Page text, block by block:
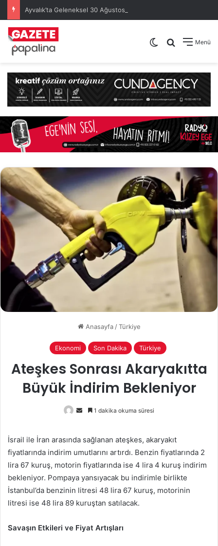
Menü
Arama yap
Dış görünümü
Anasayfa / Türkiye
Ekonomi Son Dakika Türkiye
Ateşkes Sonrası Akaryakıtta
Büyük İndirim Bekleniyor
Bir
göndermek
1 dakika okuma süresi
İsrail ile İran arasında sağlanan ateşkes, akaryakıt
fiyatlarında indirim umutlarını artırdı. Benzin fiyatlarında 2
lira 67 kuruş, motorin fiyatlarında ise 4 lira 4 kuruş indirim
bekleniyor. Pompaya yansıyacak bu indirimle birlikte
İstanbul’da benzinin litresi 48 lira 67 kuruş, motorinin
litresi ise 48 lira 89 kuruştan satılacak.
Savaşın Etkileri ve Fiyat Artışları